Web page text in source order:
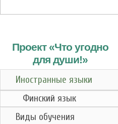
Проект «Что угодно
для души!»
Иностранные языки
Финский язык
Виды обучения